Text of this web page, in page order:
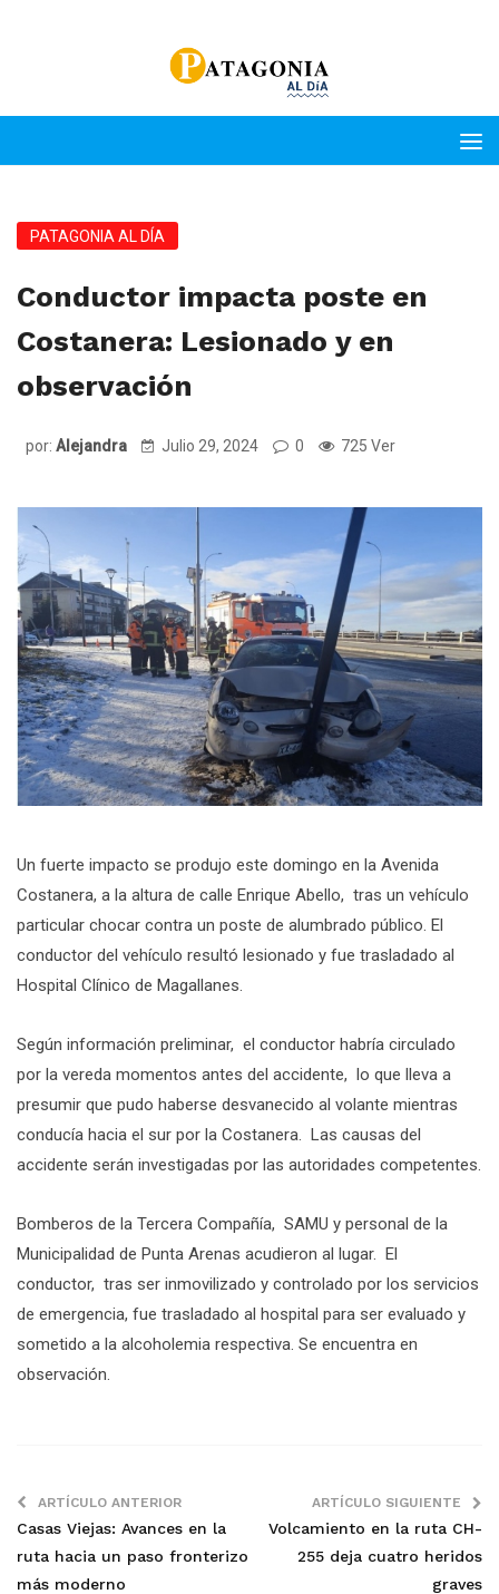
PATAGONIA AL DÍA
Conductor impacta poste en
Costanera: Lesionado y en
observación
por: Alejandra Julio 29, 2024 0 725 Ver
Un fuerte impacto se produjo este domingo en la Avenida
Costanera, a la altura de calle Enrique Abello, tras un vehículo
particular chocar contra un poste de alumbrado público. El
conductor del vehículo resultó lesionado y fue trasladado al
Hospital Clínico de Magallanes.
Según información preliminar, el conductor habría circulado
por la vereda momentos antes del accidente, lo que lleva a
presumir que pudo haberse desvanecido al volante mientras
conducía hacia el sur por la Costanera. Las causas del
accidente serán investigadas por las autoridades competentes.
Bomberos de la Tercera Compañía, SAMU y personal de la
Municipalidad de Punta Arenas acudieron al lugar. El
conductor, tras ser inmovilizado y controlado por los servicios
de emergencia, fue trasladado al hospital para ser evaluado y
sometido a la alcoholemia respectiva. Se encuentra en
observación.
ARTÍCULO ANTERIOR
Casas Viejas: Avances en la
ruta hacia un paso fronterizo
más moderno
ARTÍCULO SIGUIENTE
Volcamiento en la ruta CH-
255 deja cuatro heridos
graves